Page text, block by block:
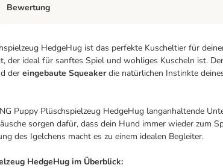
HedgeHug ist das perfekte Kuscheltier für
der ideal für sanftes Spiel und wohliges Kuscheln ist. Der
der eingebaute Squeakerdie natürlichen Instinkte
Puppy Plüschspielzeug HedgeHug langanhaltende
sorgen dafür, dass dein Hund immer wieder zum
des Igelchens macht es zu einem idealen Begleiter.
HedgeHug im Überblick:
Bewertung